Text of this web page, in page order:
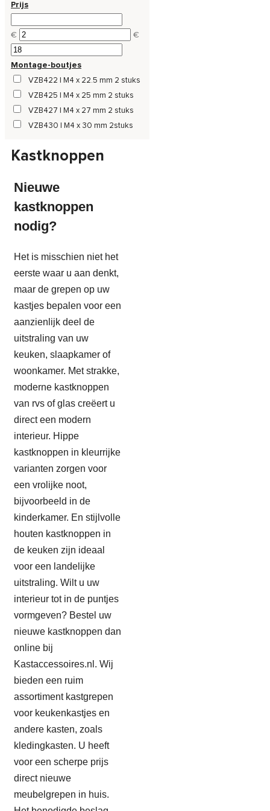
Prijs
€ €
Montage-boutjes
VZB422 | M4 x 22.5 mm 2 stuks
VZB425 | M4 x 25 mm 2 stuks
VZB427 | M4 x 27 mm 2 stuks
VZB430 | M4 x 30 mm 2stuks
Kastknoppen
Nieuwe
kastknoppen
nodig?
Het is misschien niet het
eerste waar u aan denkt,
maar de grepen op uw
kastjes bepalen voor een
aanzienlijk deel de
uitstraling van uw
keuken, slaapkamer of
woonkamer. Met strakke,
moderne kastknoppen
van rvs of glas creëert u
direct een modern
interieur. Hippe
kastknoppen in kleurrijke
varianten zorgen voor
een vrolijke noot,
bijvoorbeeld in de
kinderkamer. En stijlvolle
houten kastknoppen in
de keuken zijn ideaal
voor een landelijke
uitstraling. Wilt u uw
interieur tot in de puntjes
vormgeven? Bestel uw
nieuwe kastknoppen dan
online bij
Kastaccessoires.nl. Wij
bieden een ruim
assortiment kastgrepen
voor keukenkastjes en
andere kasten, zoals
kledingkasten. U heeft
voor een scherpe prijs
direct nieuwe
meubelgrepen in huis.